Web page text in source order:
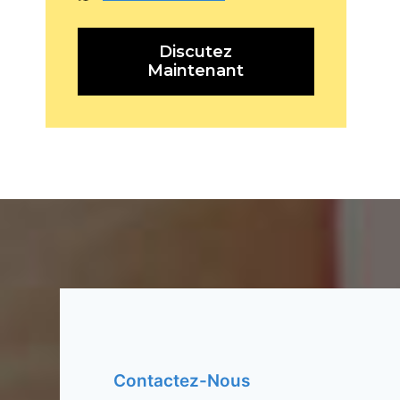
Discutez
Maintenant
Contactez-Nous